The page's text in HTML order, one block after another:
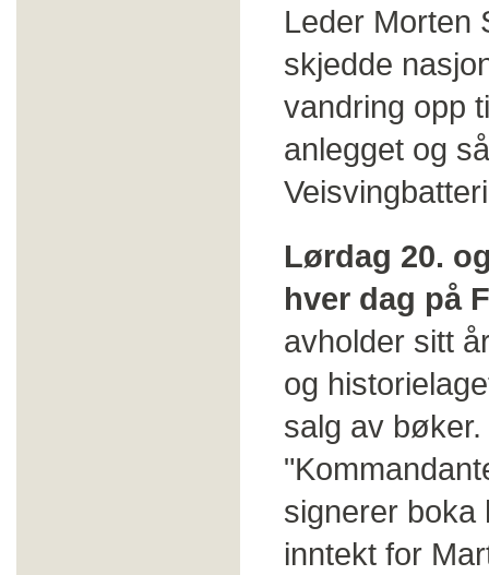
Leder Morten
skjedde
vandring opp
anlegget og
Lørdag 20.
hver dag på
avholder sitt
og
salg av
signerer boka
inntekt for